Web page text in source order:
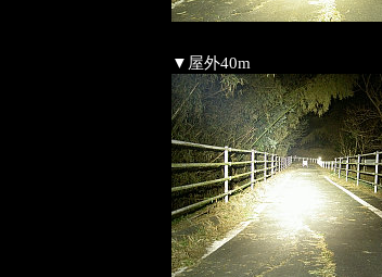
▼屋外40m